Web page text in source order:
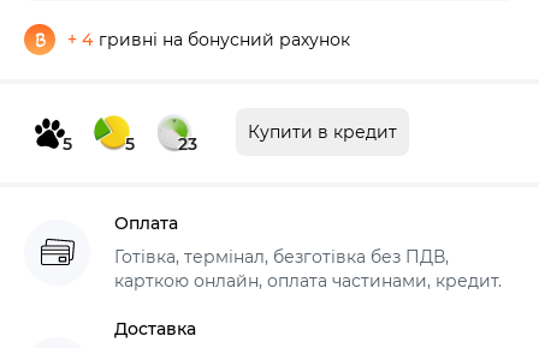
+ 4 гривні на бонусний рахунок
5 5 23
Купити в кредит
Оплата
Готівка, термінал, безготівка без ПДВ,
карткою онлайн, оплата частинами, кредит.
Доставка